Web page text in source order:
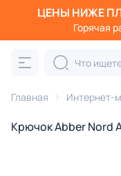
ЦЕНЫ НИЖЕ
Горячая
Главная Интернет-
Крючок Abber Nord